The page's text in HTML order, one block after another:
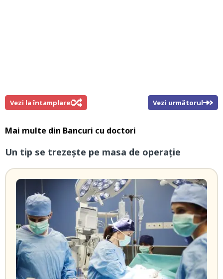
Vezi la întamplare! Vezi următorul
Mai multe din Bancuri cu doctori
Un tip se trezeşte pe masa de operaţie